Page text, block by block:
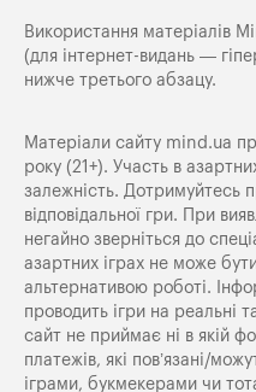
Використання матеріалів
(для інтернет-видань —
нижче третього абзацу.
Матеріали сайту mind.ua
року (21+). Участь в
залежність. Дотримуйтесь
відповідальної гри. При
негайно зверніться до
азартних іграх не може
альтернативою роботі.
проводить ігри на реальні
сайт не приймає ні в якій
платежів, які пов’язані/
іграми, букмекерами чи